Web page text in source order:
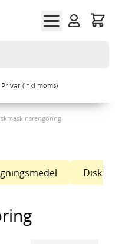
Privat (inkl moms)